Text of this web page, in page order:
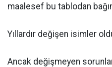
maalesef bu tablodan
Yıllardır değişen isimler
Ancak değişmeyen